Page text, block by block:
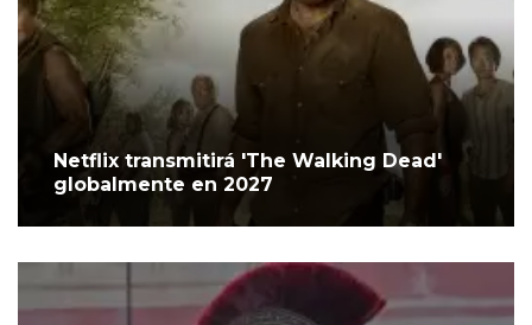
Netflix transmitirá 'The Walking Dead'
globalmente en 2027